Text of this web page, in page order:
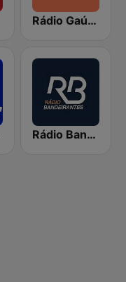
Rádio Gaúcha ZH
Rádio Bandeirantes